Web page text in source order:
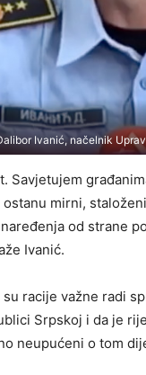
Ivanić, načelnik
Savjetujem
mirni,
od strane
Ivanić.
racije važne radi
Srpskoj i da je
neupućeni o tom